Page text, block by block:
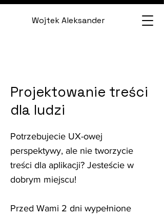
Wojtek Aleksander
Projektowanie treści
dla ludzi
Potrzebujecie UX-owej
perspektywy, ale nie tworzycie
treści dla aplikacji? Jesteście w
dobrym miejscu!
Przed Wami 2 dni wypełnione